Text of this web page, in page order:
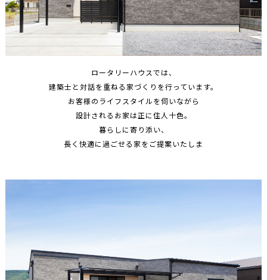
ロータリーハウスでは、
建築士と対話を重ねる家づくりを行っています。
お客様のライフスタイルを伺いながら
設計されるお家は正に住人十色。
暮らしに寄り添い、
長く快適に過ごせる家をご提案いたしま